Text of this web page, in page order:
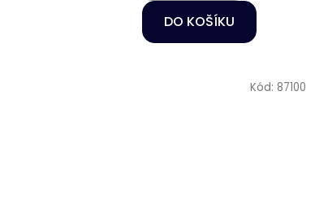
DO KOŠÍKU
Kód: 87100